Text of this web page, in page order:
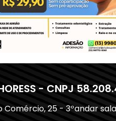
- CNPJ
Comércio, 25 - 3ºandar